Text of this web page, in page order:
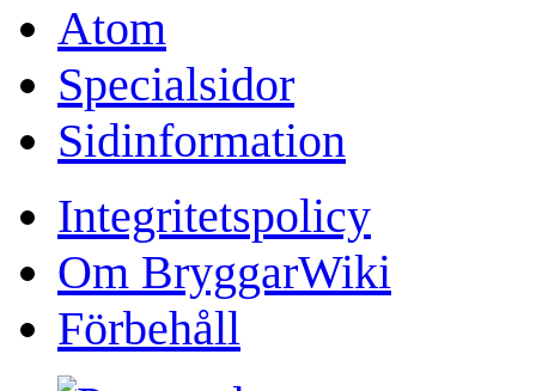
Atom
Specialsidor
Sidinformation
Integritetspolicy
Om BryggarWiki
Förbehåll